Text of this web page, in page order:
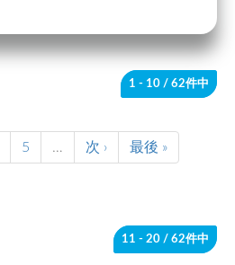
1 - 10 / 62件中
5 … 次 › 最後 »
11 - 20 / 62件中